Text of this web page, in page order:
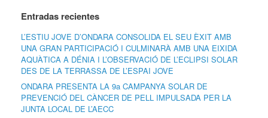
Entradas recientes
L’ESTIU JOVE D’ONDARA CONSOLIDA EL SEU ÈXIT AMB
UNA GRAN PARTICIPACIÓ I CULMINARÀ AMB UNA EIXIDA
AQUÀTICA A DÉNIA I L’OBSERVACIÓ DE L’ECLIPSI SOLAR
DES DE LA TERRASSA DE L’ESPAI JOVE
ONDARA PRESENTA LA 9a CAMPANYA SOLAR DE
PREVENCIÓ DEL CÀNCER DE PELL IMPULSADA PER LA
JUNTA LOCAL DE L’AECC